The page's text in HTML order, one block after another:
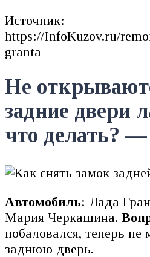
Источник:
https://InfoKuzov.ru/
granta
Не
задние двери
что делать?
Автомобиль: Лада
Мария Черкашина.
побаловался, теперь не
заднюю дверь.